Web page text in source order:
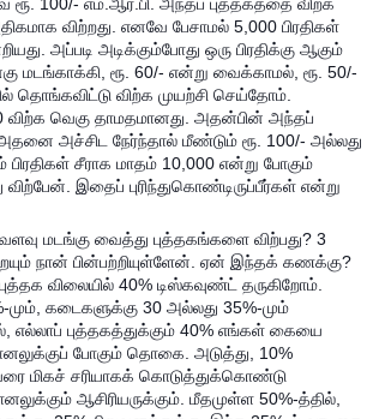
100/- எம்.ஆர்.பி. அந்தப் புத்தகத்தை விற்க
விற்றது. எனவே பேசாமல் 5,000 பிரதிகள்
அப்படி அடிக்கும்போது ஒரு பிரதிக்கு ஆகும்
மடங்காக்கி, ரூ. 60/- என்று வைக்காமல், ரூ. 50/-
தொங்கவிட்டு விற்க முயற்சி செய்தோம்.
விற்க வெகு தாமதமானது. அதன்பின் அந்தப்
அச்சிட நேர்ந்தால் மீண்டும் ரூ. 100/- அல்லது
சீராக மாதம் 10,000 என்று போகும்
இதைப் புரிந்துகொண்டிருப்பீர்கள் என்று
மடங்கு வைத்து புத்தகங்களை விற்பது? 3
நான் பின்பற்றியுள்ளேன். ஏன் இந்தக் கணக்கு?
விலையில் 40% டிஸ்கவுண்ட் தருகிறோம்.
மும், கடைகளுக்கு 30 அல்லது 35%-மும்
எல்லாப் புத்தகத்துக்கும் 40% எங்கள் கையை
போகும் தொகை. அடுத்து, 10%
மிகச் சரியாகக் கொடுத்துக்கொண்டு
ஆசிரியருக்கும். மீதமுள்ள 50%-த்தில்,